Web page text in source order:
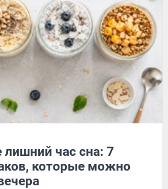
лишний час сна: 7
которые можно